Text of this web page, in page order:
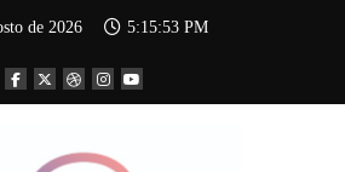
de 2026 5:15:54 PM